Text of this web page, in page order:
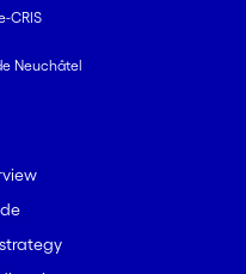
CRIS
Neuchâtel